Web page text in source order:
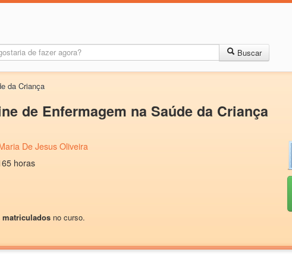
Buscar
da Criança
de Enfermagem na Saúde da Criança
De Jesus Oliveira
horas
matriculados no curso.